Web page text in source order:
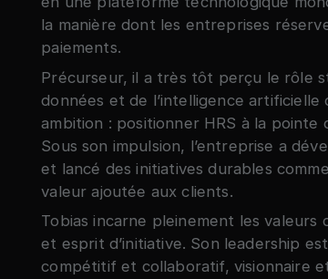
la manière dont les entreprises
paiements.
Précurseur, il a très tôt perçu le rôle
données et de l’intelligence artificielle
ambition : positionner HRS à la
Sous son impulsion, l’entreprise a
et lancé des initiatives durables
valeur ajoutée aux clients.
Tobias incarne pleinement les valeurs
et esprit d’initiative. Son leadership
compétitif et collaboratif, visionnaire